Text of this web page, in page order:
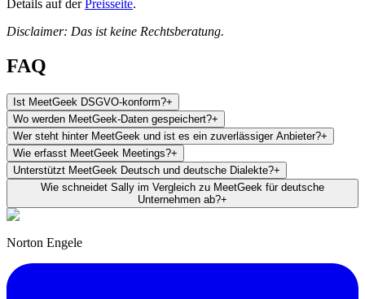
Details auf derPreisseite.
Disclaimer: Das ist keine Rechtsberatung.
FAQ
Ist MeetGeek DSGVO-konform?+
Wo werden MeetGeek-Daten gespeichert?+
Wer steht hinter MeetGeek und ist es ein zuverlässiger Anbieter?+
Wie erfasst MeetGeek Meetings?+
Unterstützt MeetGeek Deutsch und deutsche Dialekte?+
Wie schneidet Sally im Vergleich zu MeetGeek für deutsche
Unternehmen ab?+
Norton Engele